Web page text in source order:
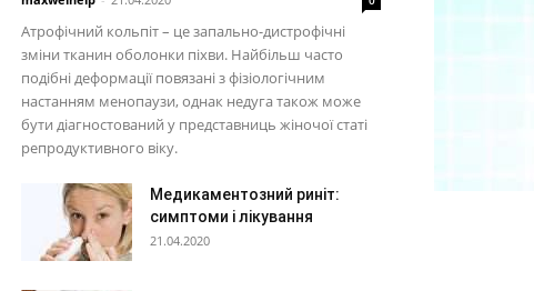
Атрофічний кольпіт – це запально-дистрофічні
зміни тканин оболонки піхви. Найбільш часто
подібні деформації повязані з фізіологічним
настанням менопаузи, однак недуга також може
бути діагностований у представниць жіночої статі
репродуктивного віку.
Медикаментозний риніт:
симптоми і лікування
21.04.2020